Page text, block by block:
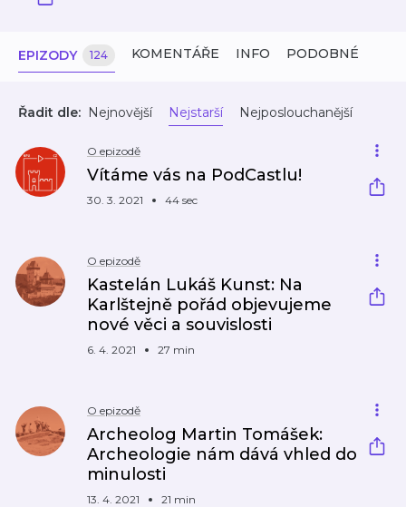
EPIZODY 124 KOMENTÁŘE INFO PODOBNÉ
Řadit dle: Nejnovější Nejstarší Nejposlouchanější
O epizodě
Vítáme vás na PodCastlu!
30. 3. 2021 44 sec
O epizodě
Kastelán Lukáš Kunst: Na
Karlštejně pořád objevujeme
nové věci a souvislosti
6. 4. 2021 27 min
O epizodě
Archeolog Martin Tomášek:
Archeologie nám dává vhled do
minulosti
13. 4. 2021 21 min